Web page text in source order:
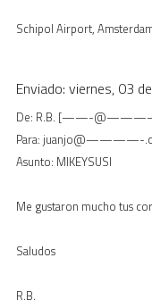
Schipol Airport,
Enviado: viernes, 03
De: R.B. [——-
Para: juanjo@————-
Asunto: MIKEYSUSI
Me gustaron mucho tus
Saludos
R.B.